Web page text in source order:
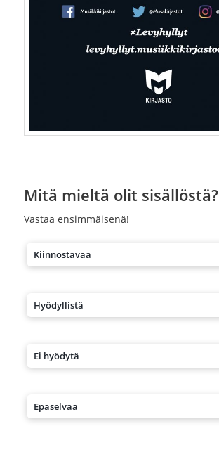
Mitä mieltä olit sisällöstä?
Vastaa ensimmäisenä!
Kiinnostavaa
Hyödyllistä
Ei hyödytä
Epäselvää